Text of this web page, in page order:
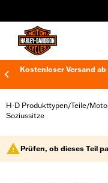
Kostenloser Versand
H-D Produkttypen/Teile/
Soziussitze
Prüfen, ob dieses Teil